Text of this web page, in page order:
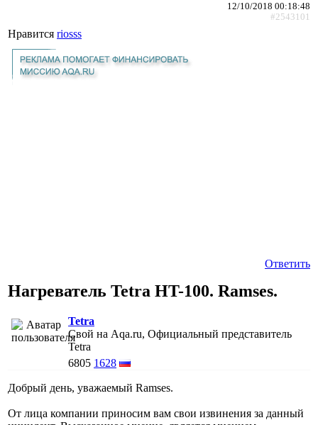
12/10/2018 00:18:48
#2543101
Нравится riosss
Ответить
Нагреватель Tetra HT-100. Ramses.
Tetra
Свой на Aqa.ru, Официальный представитель
Tetra
6805 1628
Добрый день, уважаемый Ramses.
От лица компании приносим вам свои извинения за данный